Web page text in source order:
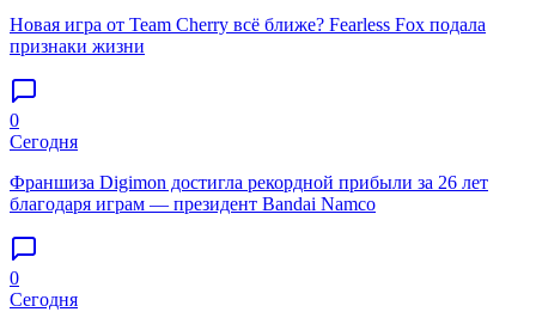
Новая игра от Team Cherry всё ближе? Fearless Fox подала
признаки жизни
0
Сегодня
Франшиза Digimon достигла рекордной прибыли за 26 лет
благодаря играм — президент Bandai Namco
0
Сегодня